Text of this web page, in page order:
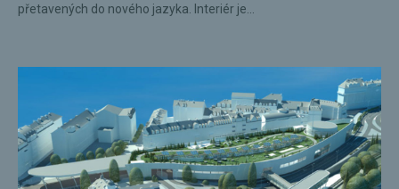
přetavených do nového jazyka. Interiér je...